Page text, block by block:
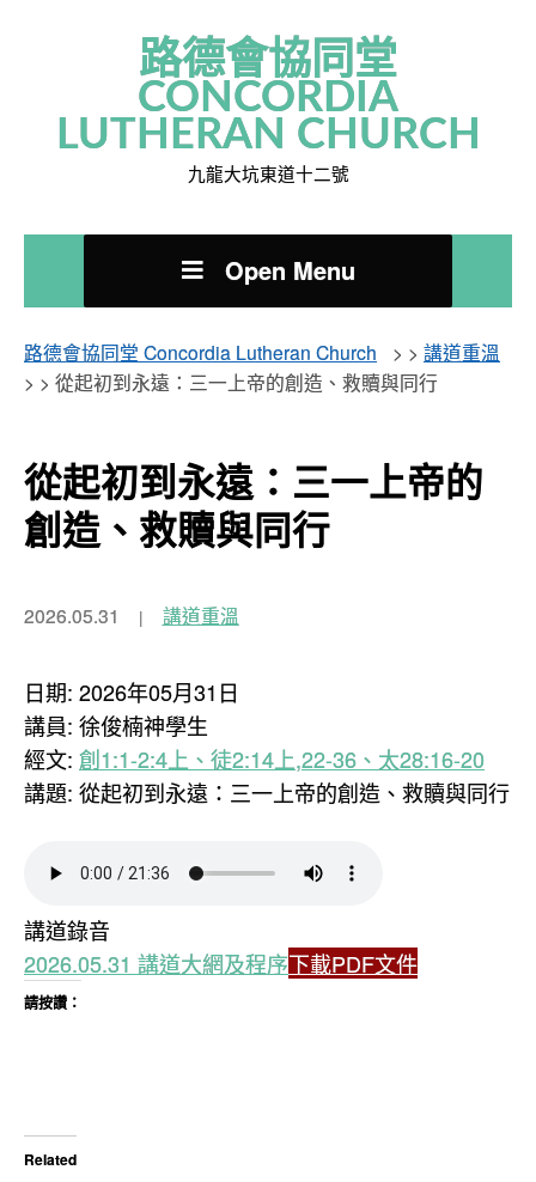
路德會協同堂
CONCORDIA
LUTHERAN CHURCH
九龍大坑東道十二號
Open Menu
路德會協同堂 Concordia Lutheran Church > > 講道重溫
> > 從起初到永遠：三一上帝的創造、救贖與同行
從起初到永遠：三一上帝的
創造、救贖與同行
2026.05.31 講道重溫
日期: 2026年05月31日
講員: 徐俊楠神學生
經文: 創1:1-2:4上、徒2:14上,22-36、太28:16-20
講題: 從起初到永遠：三一上帝的創造、救贖與同行
講道錄音
2026.05.31 講道大網及程序下載PDF文件
請按讚：
Related